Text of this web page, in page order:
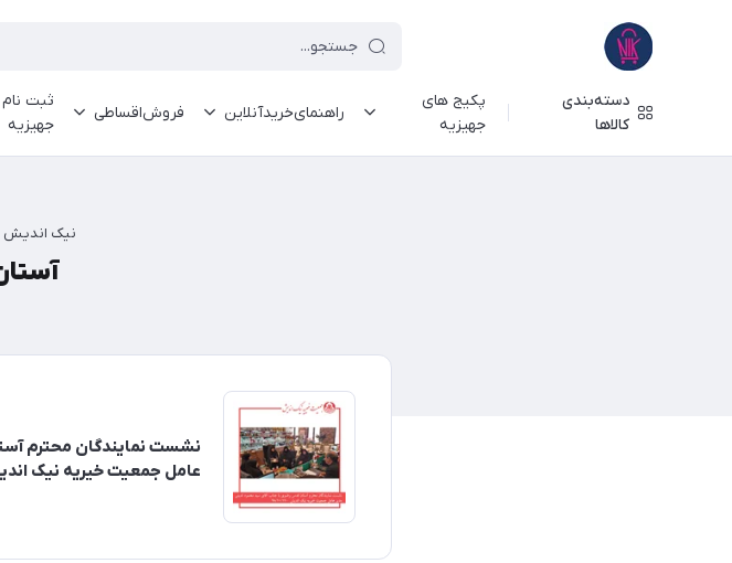
دسته‌بندی
کالاها
پکیج های
جهیزیه
راهنمای‌خرید‌آنلاین فروش‌اقساطی
ثبت
جهیزیه
نیک اندیش
نشست نمایندگان محترم
عامل جمعیت خیریه نیک